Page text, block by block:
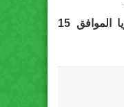
الجمعة 8 رجب 1437 هجريا الموافق 15